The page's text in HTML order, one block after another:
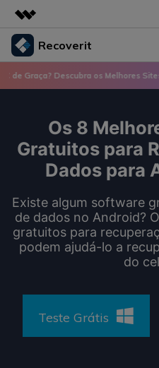
Produtos em destaque
Criatividade digital com IA
Negócios
Visão geral
Soluções
Sobre nós
Sala de imprensa
Loja
Recoverit
Produtos
Recoverit para
Uma ferramenta líder
para Windows
Recoverit para
Recursos
Recuperar arquivos de
Recuperação de
Soluções
Soluções de arquivos
Soluções para
Soluções para
Soluções de backup
Porque Recoverit
Especialista em
Tema Quente
Guide
Descubra os Melhores SitesExplorar
Os 8
Gratuitos para
Dados para
Existe algum software
de dados no Android?
gratuitos para
podem ajudá-lo a
do
Teste Grátis